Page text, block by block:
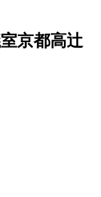
京都高辻